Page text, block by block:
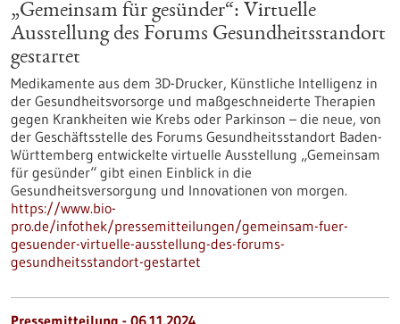
„Gemeinsam für gesünder“: Virtuelle
Ausstellung des Forums Gesundheitsstandort
gestartet
Medikamente aus dem 3D-Drucker, Künstliche Intelligenz in
der Gesundheitsvorsorge und maßgeschneiderte Therapien
gegen Krankheiten wie Krebs oder Parkinson – die neue, von
der Geschäftsstelle des Forums Gesundheitsstandort Baden-
Württemberg entwickelte virtuelle Ausstellung „Gemeinsam
für gesünder“ gibt einen Einblick in die
Gesundheitsversorgung und Innovationen von morgen.
https://www.bio-
pro.de/infothek/pressemitteilungen/gemeinsam-fuer-
gesuender-virtuelle-ausstellung-des-forums-
gesundheitsstandort-gestartet